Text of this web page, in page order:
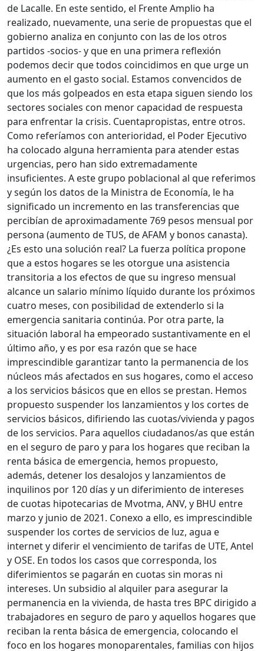
de Lacalle. En este sentido, el Frente Amplio ha
realizado, nuevamente, una serie de propuestas que el
gobierno analiza en conjunto con las de los otros
partidos -socios- y que en una primera reflexión
podemos decir que todos coincidimos en que urge un
aumento en el gasto social. Estamos convencidos de
que los más golpeados en esta etapa siguen siendo los
sectores sociales con menor capacidad de respuesta
para enfrentar la crisis. Cuentapropistas, entre otros.
Como referíamos con anterioridad, el Poder Ejecutivo
ha colocado alguna herramienta para atender estas
urgencias, pero han sido extremadamente
insuficientes. A este grupo poblacional al que referimos
y según los datos de la Ministra de Economía, le ha
significado un incremento en las transferencias que
percibían de aproximadamente 769 pesos mensual por
persona (aumento de TUS, de AFAM y bonos canasta).
¿Es esto una solución real? La fuerza política propone
que a estos hogares se les otorgue una asistencia
transitoria a los efectos de que su ingreso mensual
alcance un salario mínimo líquido durante los próximos
cuatro meses, con posibilidad de extenderlo si la
emergencia sanitaria continúa. Por otra parte, la
situación laboral ha empeorado sustantivamente en el
último año, y es por esa razón que se hace
imprescindible garantizar tanto la permanencia de los
núcleos más afectados en sus hogares, como el acceso
a los servicios básicos que en ellos se prestan. Hemos
propuesto suspender los lanzamientos y los cortes de
servicios básicos, difiriendo las cuotas/vivienda y pagos
de los servicios. Para aquellos ciudadanos/as que están
en el seguro de paro y para los hogares que reciban la
renta básica de emergencia, hemos propuesto,
además, detener los desalojos y lanzamientos de
inquilinos por 120 días y un diferimiento de intereses
de cuotas hipotecarias de Mvotma, ANV, y BHU entre
marzo y junio de 2021. Conexo a ello, es imprescindible
suspender los cortes de servicios de luz, agua e
internet y diferir el vencimiento de tarifas de UTE, Antel
y OSE. En todos los casos que corresponda, los
diferimientos se pagarán en cuotas sin moras ni
intereses. Un subsidio al alquiler para asegurar la
permanencia en la vivienda, de hasta tres BPC dirigido a
trabajadores en seguro de paro y aquellos hogares que
reciban la renta básica de emergencia, colocando el
foco en los hogares monoparentales, familias con hijos